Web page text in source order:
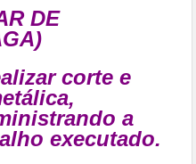
DE
corte e
a
executado.